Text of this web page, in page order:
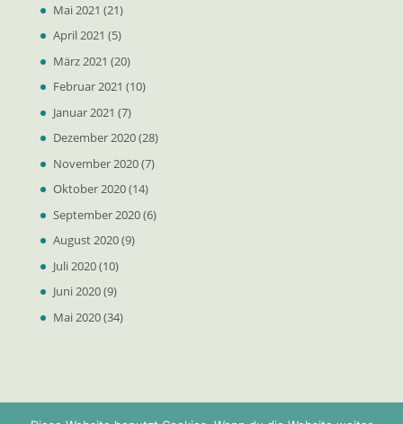
Mai 2021 (21)
April 2021 (5)
März 2021 (20)
Februar 2021 (10)
Januar 2021 (7)
Dezember 2020(28)
November 2020(7)
Oktober 2020(14)
September 2020(6)
August 2020(9)
Juli 2020(10)
Juni 2020(9)
Mai 2020(34)